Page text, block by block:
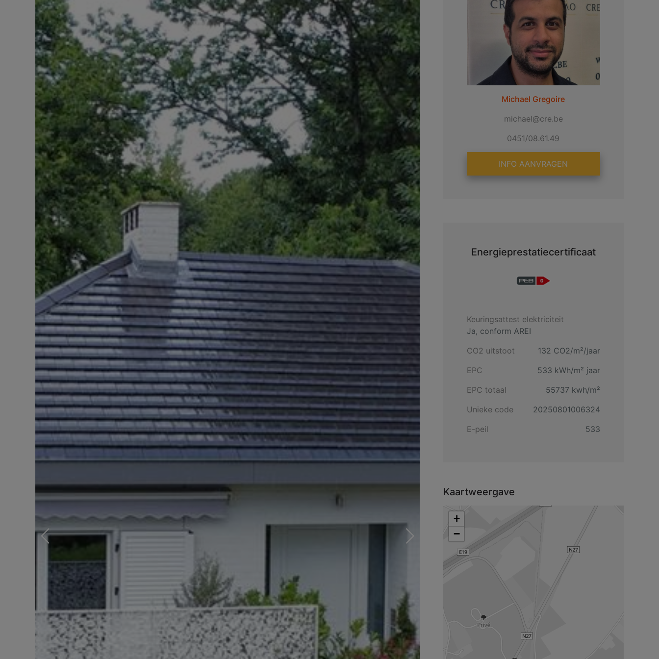
Michael Gregoire
michael@cre.be
0451/08.61.49
INFO AANVRAGEN
Energieprestatiecertificaat
Keuringsattest elektriciteit
Ja, conform AREI
CO2 uitstoot
132 CO2/m²/jaar
EPC
533 kWh/m² jaar
EPC totaal
55737 kwh/m²
Unieke code
20250801006324
E-peil
533
Kaartweergave